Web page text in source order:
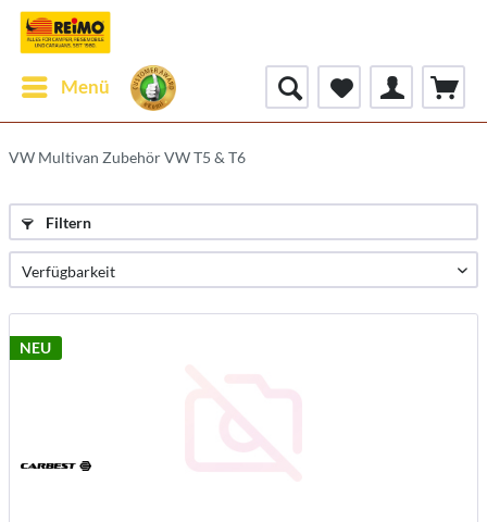
Menü
VW Multivan Zubehör VW T5 & T6
Filtern
NEU